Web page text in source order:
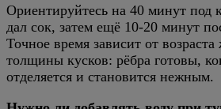
Ориентируйтесь на 40 минут под
дал сок, затем ещё 10-20 минут
Точное время зависит от
толщины кусков: рёбра готовы,
отделяется и становится нежным.